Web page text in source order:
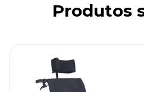
Produtos